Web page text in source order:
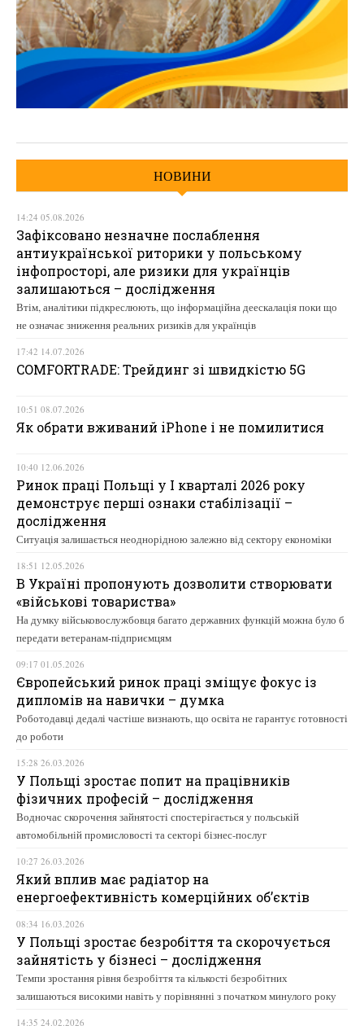
НОВИНИ
14:24 05.08.2026
Зафіксовано незначне послаблення
антиукраїнської риторики у польському
інфопросторі, але ризики для українців
залишаються – дослідження
Втім, аналітики підкреслюють, що інформаційна деескалація поки що
не означає зниження реальних ризиків для українців
17:42 14.07.2026
COMFORTRADE: Трейдинг зі швидкістю 5G
10:51 08.07.2026
Як обрати вживаний iPhone і не помилитися
10:40 12.06.2026
Ринок праці Польщі у І кварталі 2026 року
демонструє перші ознаки стабілізації –
дослідження
Ситуація залишається неоднорідною залежно від сектору економіки
18:51 12.05.2026
В Україні пропонують дозволити створювати
«військові товариства»
На думку військовослужбовця багато державних функцій можна було б
передати ветеранам-підприємцям
09:17 01.05.2026
Європейський ринок праці зміщує фокус із
дипломів на навички – думка
Роботодавці дедалі частіше визнають, що освіта не гарантує готовності
до роботи
15:28 26.03.2026
У Польщі зростає попит на працівників
фізичних професій – дослідження
Водночас скорочення зайнятості спостерігається у польській
автомобільній промисловості та секторі бізнес-послуг
10:27 26.03.2026
Який вплив має радіатор на
енергоефективність комерційних об’єктів
08:34 16.03.2026
У Польщі зростає безробіття та скорочується
зайнятість у бізнесі – дослідження
Темпи зростання рівня безробіття та кількості безробітних
залишаються високими навіть у порівнянні з початком минулого року
14:35 24.02.2026